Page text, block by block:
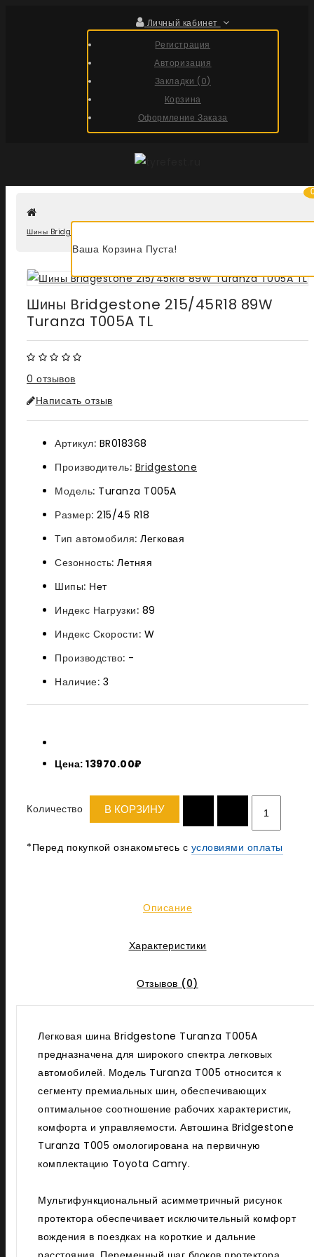
Личный кабинет
Регистрация
Авторизация
Закладки (0)
Корзина
Оформление Заказа
Ваша Корзина Пуста!
Шины Bridgestone 215/45R18 89W Turanza T005A TL
Шины Bridgestone 215/45R18 89W
Turanza T005A TL
0 отзывов
Написать отзыв
Артикул: BR018368
Производитель: Bridgestone
Модель: Turanza T005A
Размер: 215/45 R18
Тип автомобиля: Легковая
Сезонность: Летняя
Шипы: Нет
Индекс Нагрузки: 89
Индекс Скорости: W
Производство: -
Наличие: 3
Цена: 13970.00₽
Количество В КОРЗИНУ
*Перед покупкой ознакомьтесь с условиями оплаты
Описание
Характеристики
Отзывов (0)
Легковая шина Bridgestone Turanza T005A
предназначена для широкого спектра легковых
автомобилей. Модель Turanza T005 относится к
сегменту премиальных шин, обеспечивающих
оптимальное соотношение рабочих характеристик,
комфорта и управляемости. Автошина Bridgestone
Turanza T005 омологирована на первичную
комплектацию Toyota Camry.
Мультифункциональный асимметричный рисунок
протектора обеспечивает исключительный комфорт
вождения в поездках на короткие и дальние